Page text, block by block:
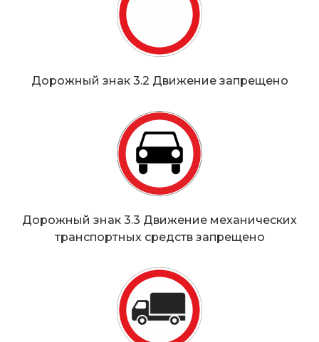
Дорожный знак 3.2 Движение запрещено
Дорожный знак 3.3 Движение механических
транспортных средств запрещено